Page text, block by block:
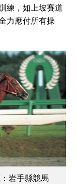
練，如上坡賽道
力應付所有操
岩手縣競馬